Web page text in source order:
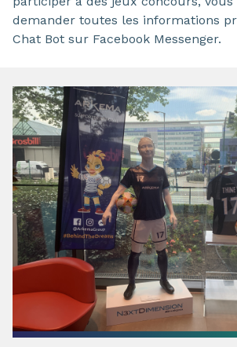
demander toutes les informations
Chat Bot sur Facebook Messenger.